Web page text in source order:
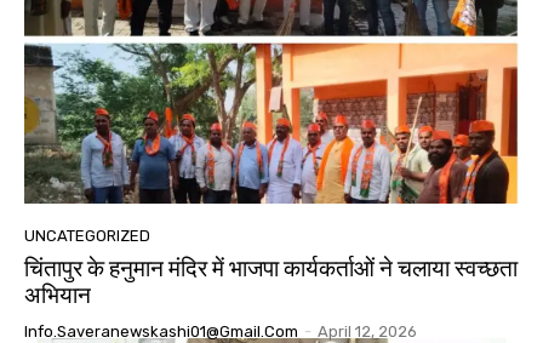
UNCATEGORIZED
चिंतापुर के हनुमान मंदिर में भाजपा कार्यकर्ताओं ने चलाया स्वच्छता
अभियान
Info.saveranewskashi01@gmail.com - April 12, 2026